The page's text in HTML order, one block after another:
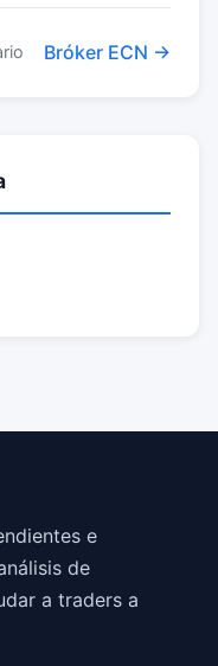
Bróker ECN →
e
de
a traders a